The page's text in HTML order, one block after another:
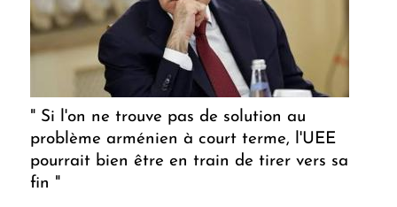
" Si l'on ne trouve pas de solution au
problème arménien à court terme, l'UEE
pourrait bien être en train de tirer vers sa
fin "